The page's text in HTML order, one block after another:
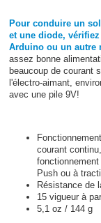
Pour conduire un
et une diode,
Arduino ou un autre
assez bonne
beaucoup de courant
l'électro-aimant,
avec une pile 9V!
courant
Push ou à
Résistance de
15 vigueur à
5,1 oz / 144 g